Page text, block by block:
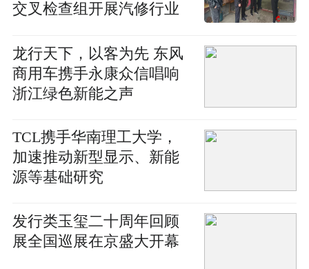
交叉检查组开展汽修行业
龙行天下，以客为先 东风
商用车携手永康众信唱响
浙江绿色新能之声
TCL携手华南理工大学，
加速推动新型显示、新能
源等基础研究
发行类玉玺二十周年回顾
展全国巡展在京盛大开幕